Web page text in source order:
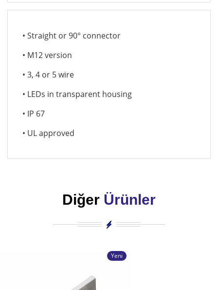
• Straight or 90° connector
• M12 version
• 3, 4 or 5 wire
• LEDs in transparent housing
• IP 67
• UL approved
Diğer Ürünler
Yeni